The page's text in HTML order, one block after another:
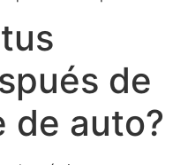
de
de auto?